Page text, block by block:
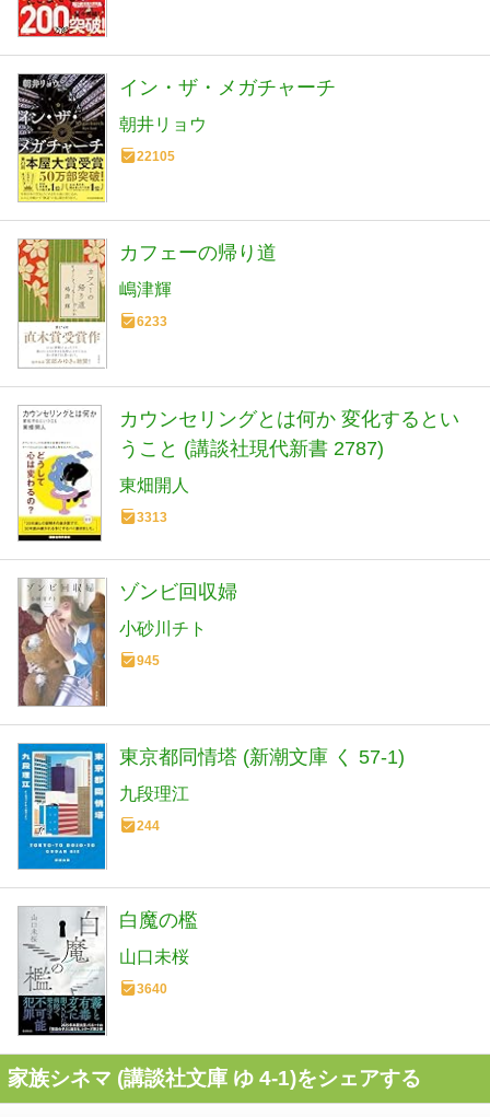
イン・ザ・メガチャーチ
朝井リョウ
22105
カフェーの帰り道
嶋津輝
6233
カウンセリングとは何か 変化するとい
うこと (講談社現代新書 2787)
東畑開人
3313
ゾンビ回収婦
小砂川チト
945
東京都同情塔 (新潮文庫 く 57-1)
九段理江
244
白魔の檻
山口未桜
3640
家族シネマ (講談社文庫 ゆ 4-1)をシェアする